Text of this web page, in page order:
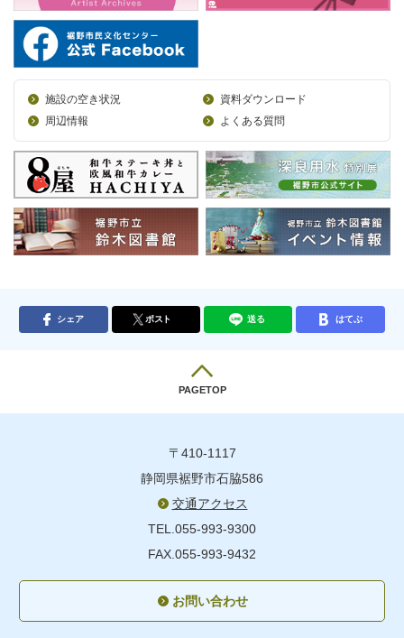
施設の空き状況
資料ダウンロード
周辺情報
よくある質問
シェア ポスト 送る はてぶ
PAGETOP
〒410-1117
静岡県裾野市石脇586
交通アクセス
TEL.055-993-9300
FAX.055-993-9432
お問い合わせ